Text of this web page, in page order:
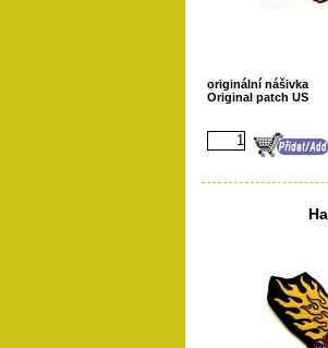
originální nášivka
Original patch US